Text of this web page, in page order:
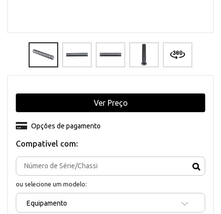
Compativel com:
ou selecione um modelo:
Equipamento
Opções de pagamento
Ver Preço